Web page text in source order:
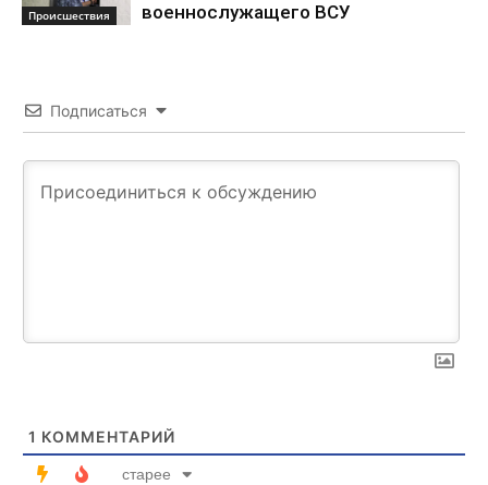
Происшествия
военнослужащего ВСУ
Подписаться
1 КОММЕНТАРИЙ
старее